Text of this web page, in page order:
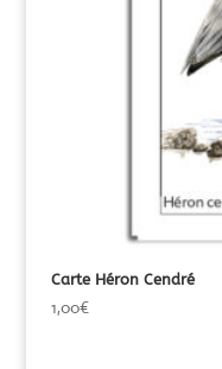
Carte Héron Cendré
1,00€